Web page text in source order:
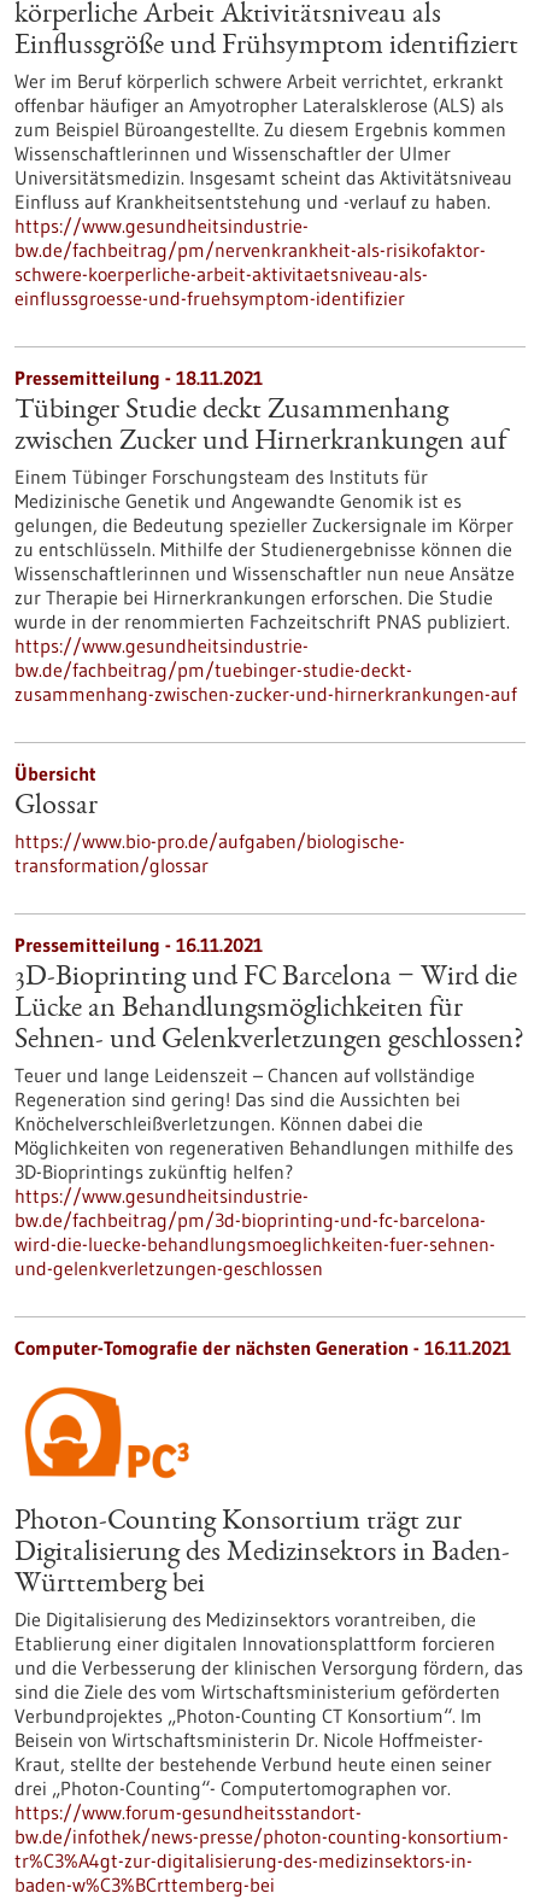
körperliche Arbeit Aktivitätsniveau als
Einflussgröße und Frühsymptom identifiziert
Wer im Beruf körperlich schwere Arbeit verrichtet, erkrankt
offenbar häufiger an Amyotropher Lateralsklerose (ALS) als
zum Beispiel Büroangestellte. Zu diesem Ergebnis kommen
Wissenschaftlerinnen und Wissenschaftler der Ulmer
Universitätsmedizin. Insgesamt scheint das Aktivitätsniveau
Einfluss auf Krankheitsentstehung und -verlauf zu haben.
https://www.gesundheitsindustrie-
bw.de/fachbeitrag/pm/nervenkrankheit-als-risikofaktor-
schwere-koerperliche-arbeit-aktivitaetsniveau-als-
einflussgroesse-und-fruehsymptom-identifizier
Pressemitteilung - 18.11.2021
Tübinger Studie deckt Zusammenhang
zwischen Zucker und Hirnerkrankungen auf
Einem Tübinger Forschungsteam des Instituts für
Medizinische Genetik und Angewandte Genomik ist es
gelungen, die Bedeutung spezieller Zuckersignale im Körper
zu entschlüsseln. Mithilfe der Studienergebnisse können die
Wissenschaftlerinnen und Wissenschaftler nun neue Ansätze
zur Therapie bei Hirnerkrankungen erforschen. Die Studie
wurde in der renommierten Fachzeitschrift PNAS publiziert.
https://www.gesundheitsindustrie-
bw.de/fachbeitrag/pm/tuebinger-studie-deckt-
zusammenhang-zwischen-zucker-und-hirnerkrankungen-auf
Übersicht
Glossar
https://www.bio-pro.de/aufgaben/biologische-
transformation/glossar
Pressemitteilung - 16.11.2021
3D-Bioprinting und FC Barcelona − Wird die
Lücke an Behandlungsmöglichkeiten für
Sehnen- und Gelenkverletzungen geschlossen?
Teuer und lange Leidenszeit – Chancen auf vollständige
Regeneration sind gering! Das sind die Aussichten bei
Knöchelverschleißverletzungen. Können dabei die
Möglichkeiten von regenerativen Behandlungen mithilfe des
3D-Bioprintings zukünftig helfen?
https://www.gesundheitsindustrie-
bw.de/fachbeitrag/pm/3d-bioprinting-und-fc-barcelona-
wird-die-luecke-behandlungsmoeglichkeiten-fuer-sehnen-
und-gelenkverletzungen-geschlossen
Computer-Tomografie der nächsten Generation - 16.11.2021
Photon-Counting Konsortium trägt zur
Digitalisierung des Medizinsektors in Baden-
Württemberg bei
Die Digitalisierung des Medizinsektors vorantreiben, die
Etablierung einer digitalen Innovationsplattform forcieren
und die Verbesserung der klinischen Versorgung fördern, das
sind die Ziele des vom Wirtschaftsministerium geförderten
Verbundprojektes „Photon-Counting CT Konsortium“. Im
Beisein von Wirtschaftsministerin Dr. Nicole Hoffmeister-
Kraut, stellte der bestehende Verbund heute einen seiner
drei „Photon-Counting“- Computertomographen vor.
https://www.forum-gesundheitsstandort-
bw.de/infothek/news-presse/photon-counting-konsortium-
tr%C3%A4gt-zur-digitalisierung-des-medizinsektors-in-
baden-w%C3%BCrttemberg-bei